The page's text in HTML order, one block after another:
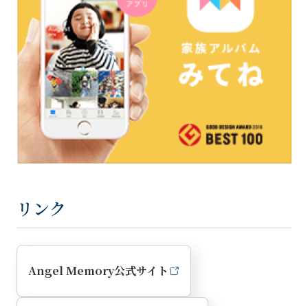
リンク
Angel Memory公式サイト